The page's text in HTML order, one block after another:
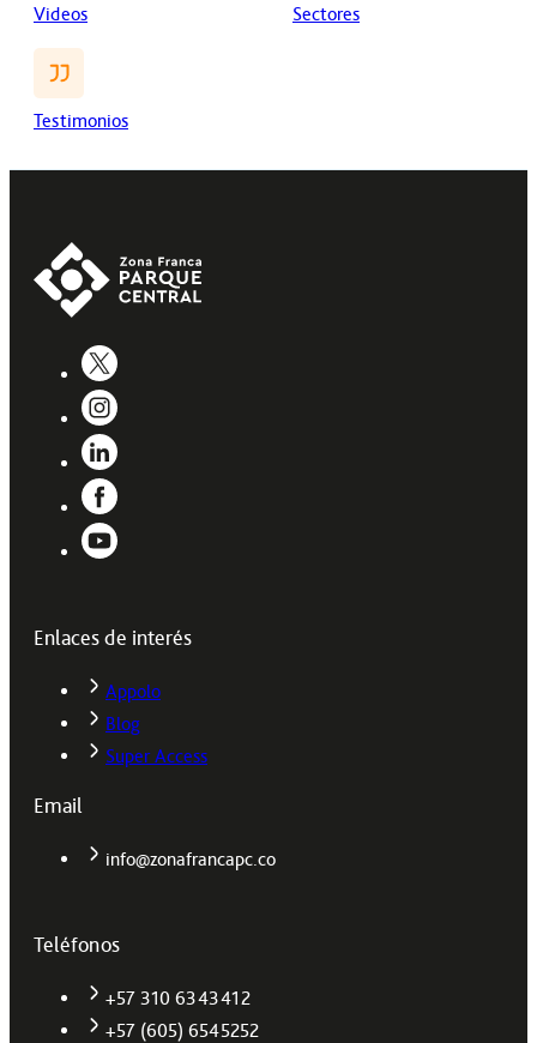
Videos Sectores
Testimonios
Enlaces de interés
Appolo
Blog
Super Access
Email
info@zonafrancapc.co
Teléfonos
+57 310 6343412
+57 (605) 6545252